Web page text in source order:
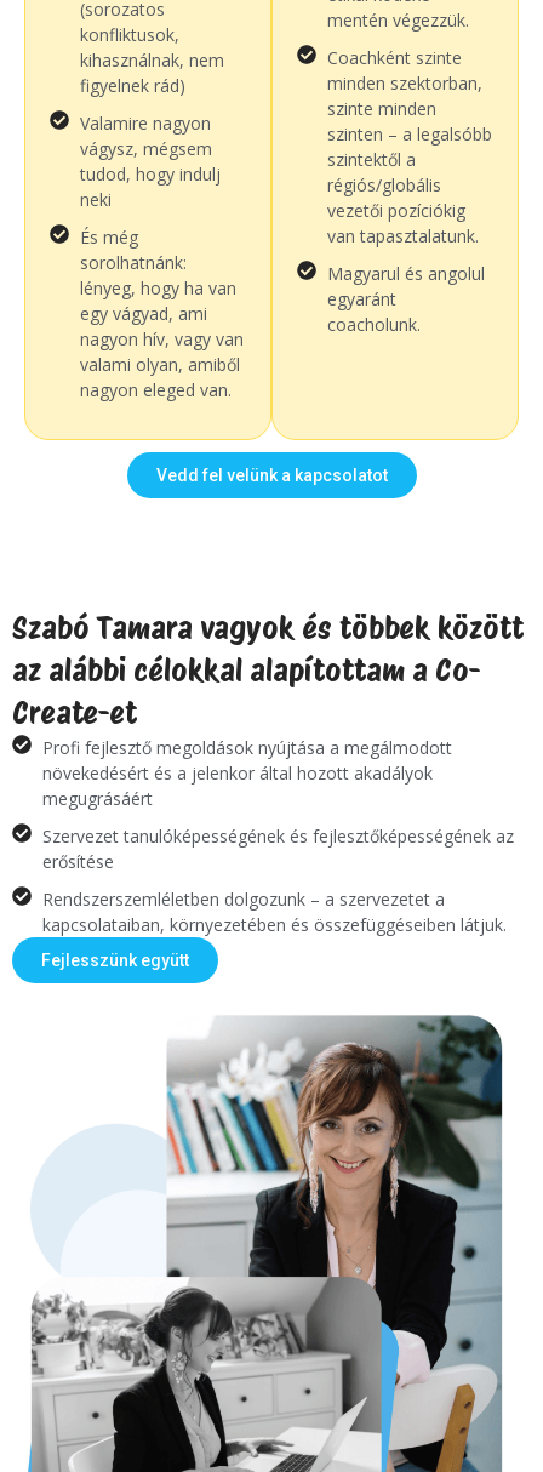
(sorozatos
konfliktusok,
kihasználnak, nem
figyelnek rád)
Valamire nagyon
vágysz, mégsem
tudod, hogy indulj
neki
És még
sorolhatnánk:
lényeg, hogy ha van
egy vágyad, ami
nagyon hív, vagy van
valami olyan, amiből
nagyon eleged van.
mentén végezzük.
Coachként szinte
minden szektorban,
szinte minden
szinten – a legalsóbb
szintektől a
régiós/globális
vezetői pozíciókig
van tapasztalatunk.
Magyarul és angolul
egyaránt
coacholunk.
Vedd fel velünk a kapcsolatot
Szabó Tamara vagyok és többek között
az alábbi célokkal alapítottam a Co-
Create-et
Profi fejlesztő megoldások nyújtása a megálmodott
növekedésért és a jelenkor által hozott akadályok
megugrásáért
Szervezet tanulóképességének és fejlesztőképességének az
erősítése
Rendszerszemléletben dolgozunk – a szervezetet a
kapcsolataiban, környezetében és összefüggéseiben látjuk.
Fejlesszünk együtt